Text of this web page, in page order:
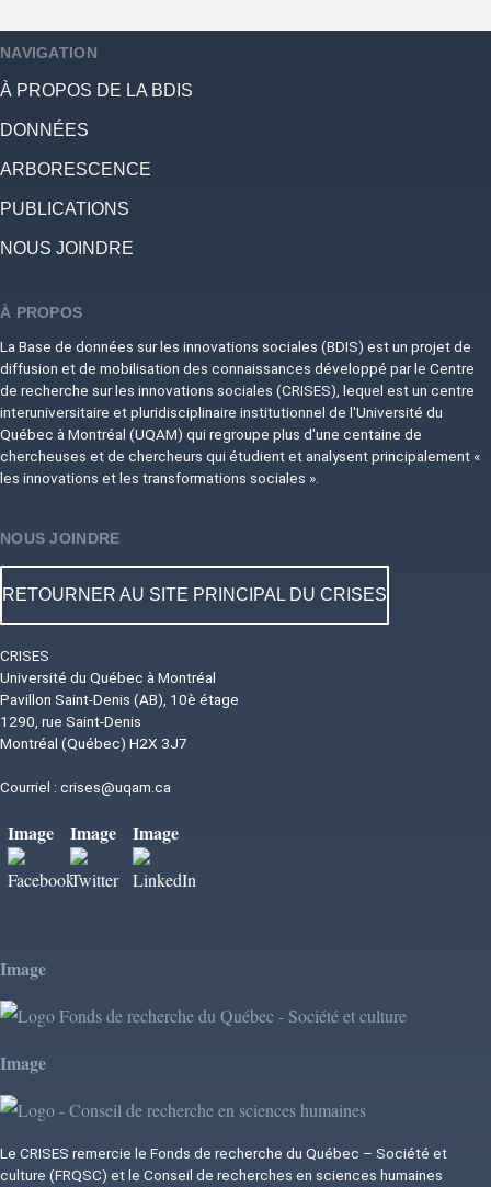
NAVIGATION
À PROPOS DE LA BDIS
DONNÉES
ARBORESCENCE
PUBLICATIONS
NOUS JOINDRE
À PROPOS
La Base de données sur les innovations sociales (BDIS) est un projet de
diffusion et de mobilisation des connaissances développé par le Centre
de recherche sur les innovations sociales (CRISES), lequel est un centre
interuniversitaire et pluridisciplinaire institutionnel de l'Université du
Québec à Montréal (UQAM) qui regroupe plus d'une centaine de
chercheuses et de chercheurs qui étudient et analysent principalement «
les innovations et les transformations sociales ».
NOUS JOINDRE
RETOURNER AU SITE PRINCIPAL DU CRISES
CRISES
Université du Québec à Montréal
Pavillon Saint-Denis (AB), 10è étage
1290, rue Saint-Denis
Montréal (Québec) H2X 3J7
Courriel : crises@uqam.ca
Image Image Image
Image
Image
Le CRISES remercie le Fonds de recherche du Québec – Société et
culture (FRQSC) et le Conseil de recherches en sciences humaines